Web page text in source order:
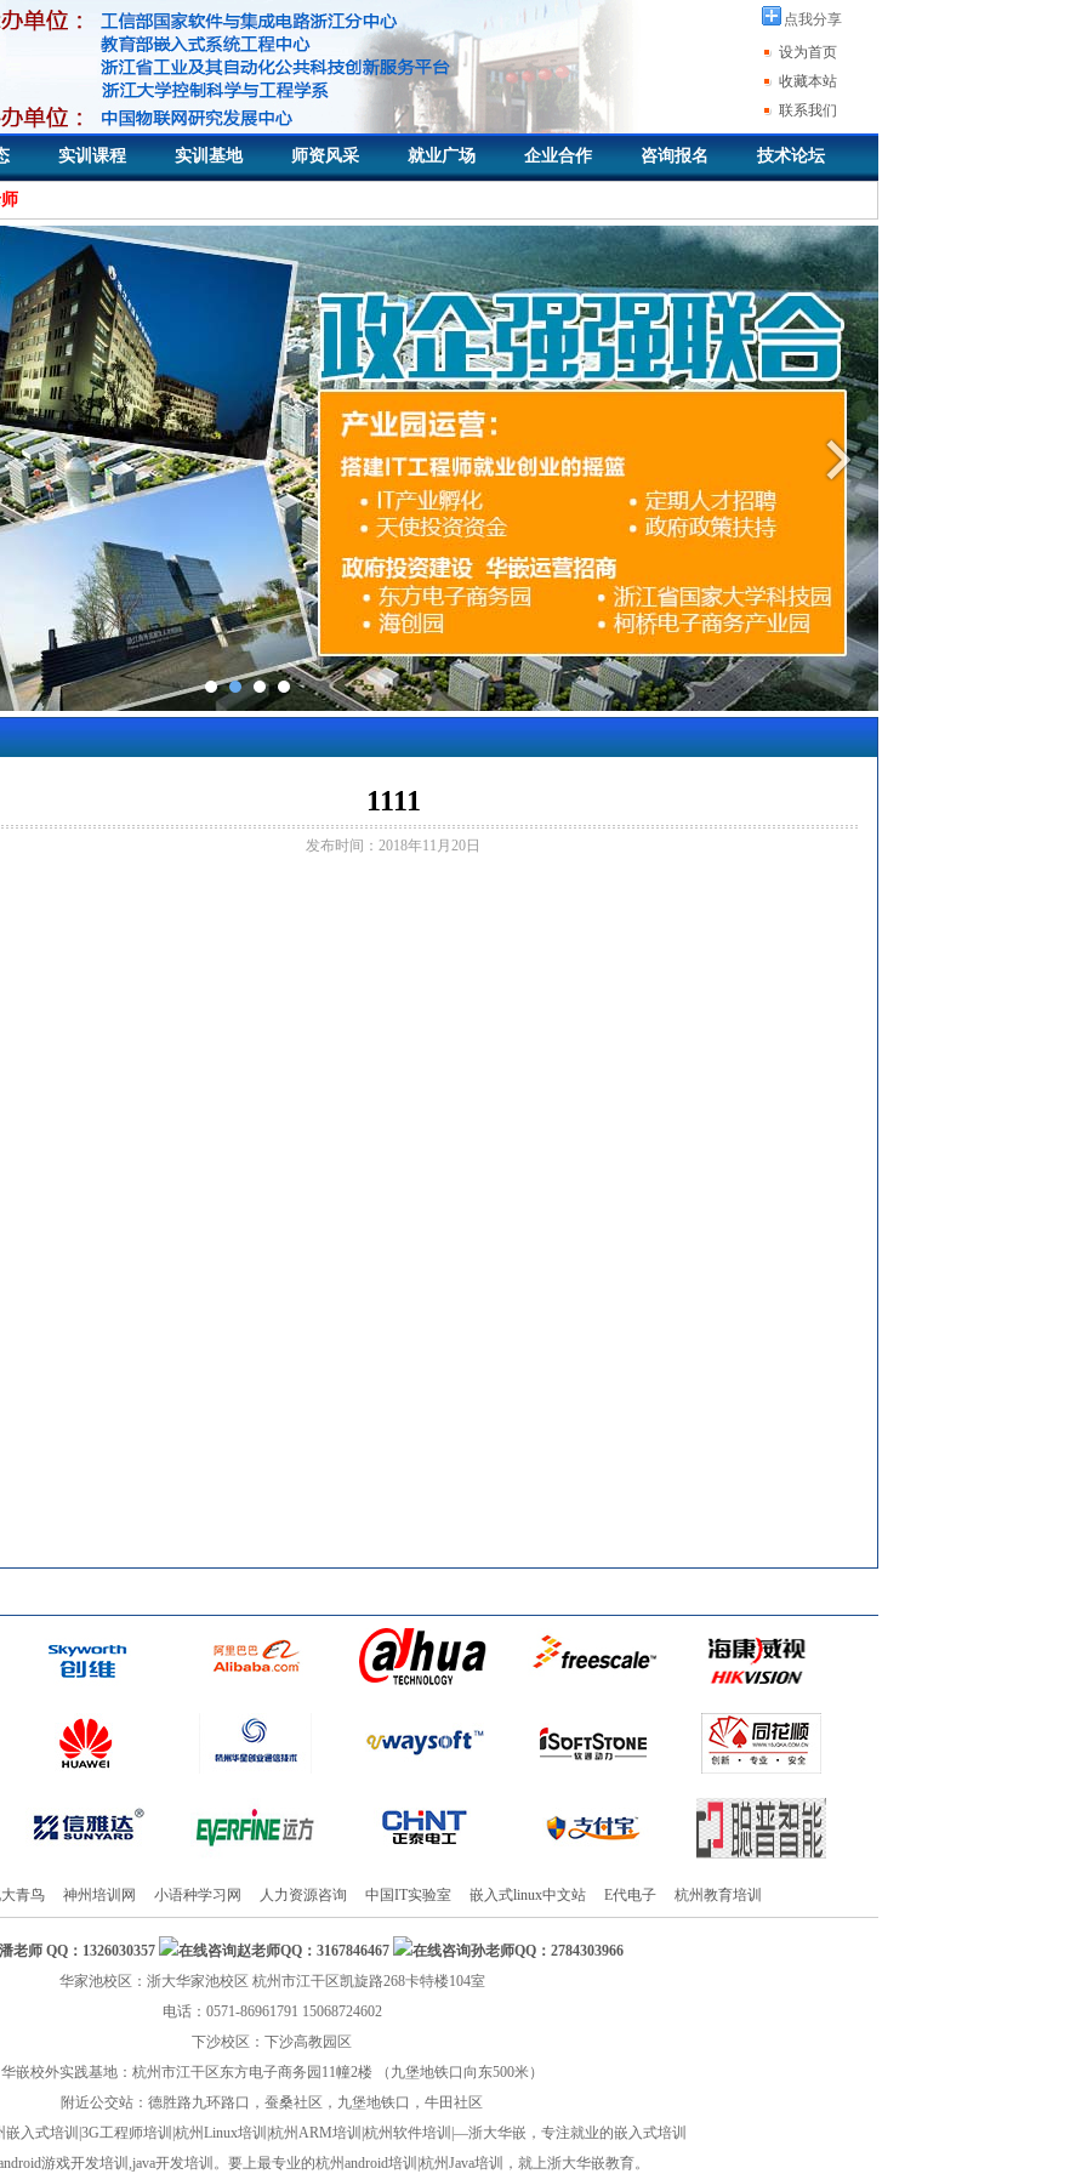
点我分享
设为首页
收藏本站
联系我们
实训课程 实训基地 师资风采 就业广场 企业合作 咨询报名 技术论坛
1111
发布时间：2018年11月20日
青鸟 神州培训网 小语种学习网 人力资源咨询 中国IT实验室 嵌入式linux中文站 E代电子 杭州教育培训
老师 QQ：1326030357 赵老师QQ：3167846467
孙老师QQ：2784303966
华家池校区：浙大华家池校区 杭州市江干区凯旋路268卡特楼104室
电话：0571-86961791 15068724602
下沙校区：下沙高教园区
华嵌校外实践基地：杭州市江干区东方电子商务园11幢2楼 （九堡地铁口向东500米）
附近公交站：德胜路九环路口，蚕桑社区，九堡地铁口，牛田社区
入式培训|3G工程师培训|杭州Linux培训|杭州ARM培训|杭州软件培训|—浙大华嵌，专注就业的嵌入式培训
游戏开发培训,java开发培训。要上最专业的杭州android培训|杭州Java培训，就上浙大华嵌教育。